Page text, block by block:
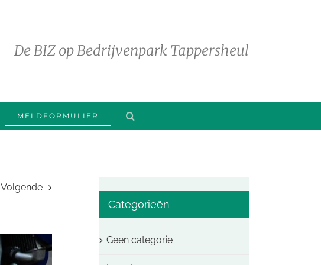
De BIZ op Bedrijvenpark Tappersheul
MELDFORMULIER
Volgende
Categorieën
Geen categorie